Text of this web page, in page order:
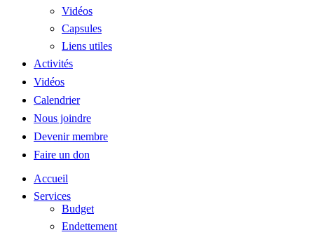
Vidéos
Capsules
Liens utiles
Activités
Vidéos
Calendrier
Nous joindre
Devenir membre
Faire un don
Accueil
Services
Budget
Endettement